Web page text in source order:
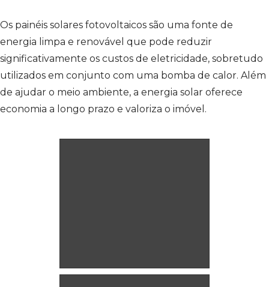
Os painéis solares fotovoltaicos são uma fonte de
energia limpa e renovável que pode reduzir
significativamente os custos de eletricidade, sobretudo
utilizados em conjunto com uma bomba de calor. Além
de ajudar o meio ambiente, a energia solar oferece
economia a longo prazo e valoriza o imóvel.